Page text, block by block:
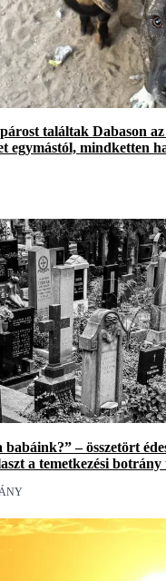
találtak Dabason
egymástól, mindketten
babáink?” – összetört
a temetkezési botrány